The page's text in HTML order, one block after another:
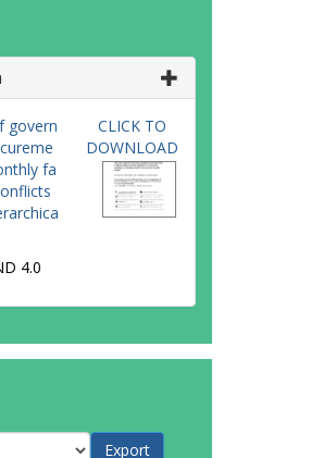
govern
fa
4.0
CLICK TO
DOWNLOAD